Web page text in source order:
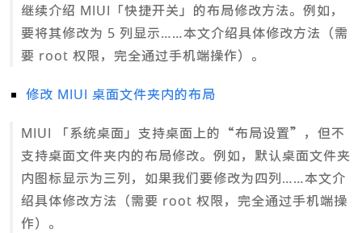
继续介绍 MIUI「快捷开关」的布局修改方法。例如，
要将其修改为 5 列显示……本文介绍具体修改方法（需
要 root 权限，完全通过手机端操作）。
修改 MIUI 桌面文件夹内的布局
MIUI 「系统桌面」支持桌面上的“布局设置”，但不
支持桌面文件夹内的布局修改。例如，默认桌面文件夹
内图标显示为三列，如果我们要修改为四列……本文介
绍具体修改方法（需要 root 权限，完全通过手机端操
作）。